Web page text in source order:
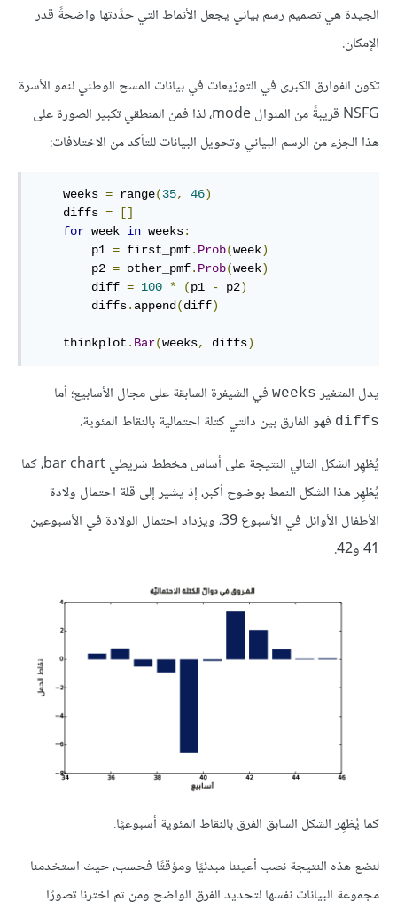
الجيدة هي تصميم رسم بياني يجعل الأنماط التي حدَّدتها واضحةً قدر
الإمكان.
تكون الفوارق الكبرى في التوزيعات في بيانات المسح الوطني لنمو الأسرة
NSFG قريبةً من المنوال mode، لذا فمن المنطقي تكبير الصورة على
هذا الجزء من الرسم البياني وتحويل البيانات للتأكد من الاختلافات:
    weeks
= range(35, 46)
    diffs
=
[]
for week in weeks:
        p1
= first_pmf. Prob(week)
        p2
= other_pmf. Prob(week)
        diff
= 100 * (p1 - p2)
        diffs
. append (diff)
    thinkplot
. Bar(weeks, diffs)
يدل المتغير weeks في الشيفرة السابقة على مجال الأسابيع؛ أما
diffs فهو الفارق بين دالتي كتلة احتمالية بالنقاط المئوية.
يُظهِر الشكل التالي النتيجة على أساس مخطط شريطي bar chart، كما
يُظهِر هذا الشكل النمط بوضوح أكبر، إذ يشير إلى قلة احتمال ولادة
الأطفال الأوائل في الأسبوع 39، ويزداد احتمال الولادة في الأسبوعين
41 و42.
كما يُظهِر الشكل السابق الفرق بالنقاط المئوية أسبوعيًا.
لنضع هذه النتيجة نصب أعيننا مبدئيًا ومؤقتًا فحسب، حيث استخدمنا
مجموعة البيانات نفسها لتحديد الفرق الواضح ومن ثم اخترنا تصورًا